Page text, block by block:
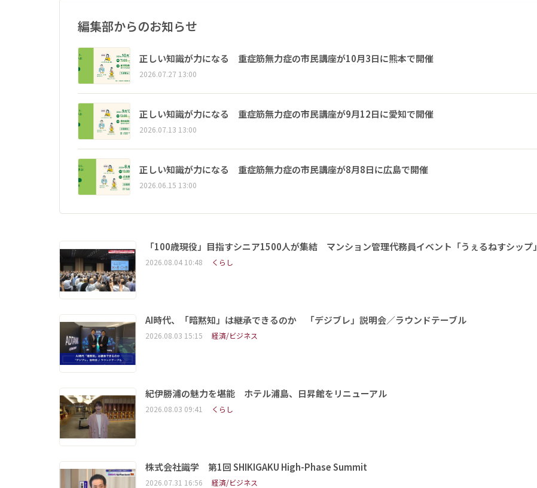
編集部からのお知らせ
正しい知識が力になる 重症筋無力症の市民講座が10月3日に熊本で開催
2026.07.27 13:00
正しい知識が力になる 重症筋無力症の市民講座が9月12日に愛知で開催
2026.07.13 13:00
正しい知識が力になる 重症筋無力症の市民講座が8月8日に広島で開催
2026.06.15 13:00
「100歳現役」目指すシニア1500人が集結 マンション管理代務員イベント「うぇるねすシップ」
2026.08.04 10:48 くらし
AI時代、「暗黙知」は継承できるのか 「デジブレ」説明会／ラウンドテーブル
2026.08.03 15:15 経済/ビジネス
紀伊勝浦の魅力を堪能 ホテル浦島、日昇館をリニューアル
2026.08.03 09:41 くらし
株式会社識学 第1回 SHIKIGAKU High-Phase Summit
2026.07.31 16:56 経済/ビジネス